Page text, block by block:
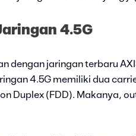
4.5G
dengan jaringan terbaru
4.5G memiliki dua
Duplex (FDD). Makanya,